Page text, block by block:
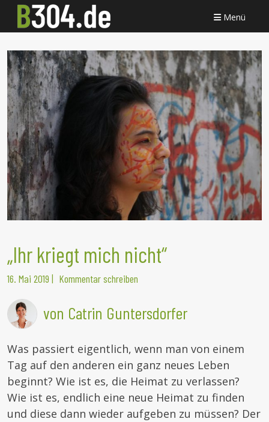
Menü
„Ihr kriegt mich nicht“
16. Mai 2019 | Kommentar schreiben
von Catrin Guntersdorfer
Was passiert eigentlich, wenn man von einem
Tag auf den anderen ein ganz neues Leben
beginnt? Wie ist es, die Heimat zu verlassen?
Wie ist es, endlich eine neue Heimat zu finden
und diese dann wieder aufgeben zu müssen? Der